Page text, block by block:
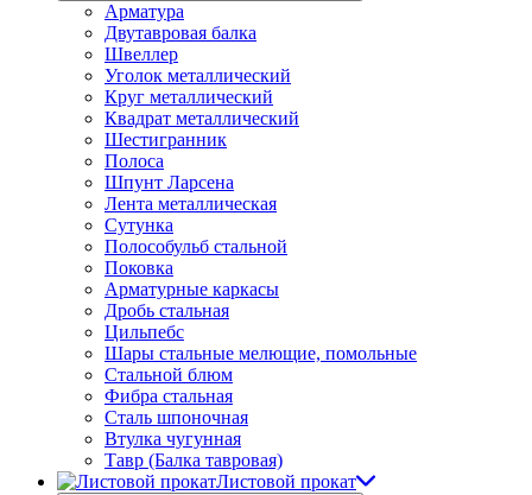
Арматура
Двутавровая балка
Швеллер
Уголок металлический
Круг металлический
Квадрат металлический
Шестигранник
Полоса
Шпунт Ларсена
Лента металлическая
Сутунка
Полособульб стальной
Поковка
Арматурные каркасы
Дробь стальная
Цильпебс
Шары стальные мелющие, помольные
Стальной блюм
Фибра стальная
Сталь шпоночная
Втулка чугунная
Тавр (Балка тавровая)
Листовой прокат